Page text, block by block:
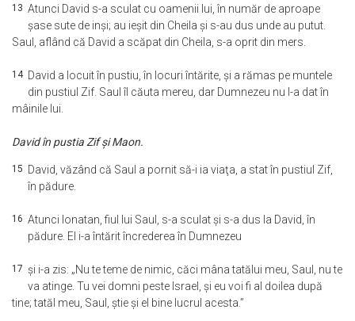
13 Atunci David s-a sculat cu oamenii lui, în număr de aproape
şase sute de inşi; au ieşit din Cheila şi s-au dus unde au putut.
Saul, aflând că David a scăpat din Cheila, s-a oprit din mers.
14 David a locuit în pustiu, în locuri întărite, şi a rămas pe muntele
din pustiul Zif. Saul îl căuta mereu, dar Dumnezeu nu l-a dat în
mâinile lui.
David în pustia Zif şi Maon.
15 David, văzând că Saul a pornit să-i ia viaţa, a stat în pustiul Zif,
în pădure.
16 Atunci Ionatan, fiul lui Saul, s-a sculat şi s-a dus la David, în
pădure. El i-a întărit încrederea în Dumnezeu
17 şi i-a zis: „Nu te teme de nimic, căci mâna tatălui meu, Saul, nu te
va atinge. Tu vei domni peste Israel, şi eu voi fi al doilea după
tine; tatăl meu, Saul, ştie şi el bine lucrul acesta.”